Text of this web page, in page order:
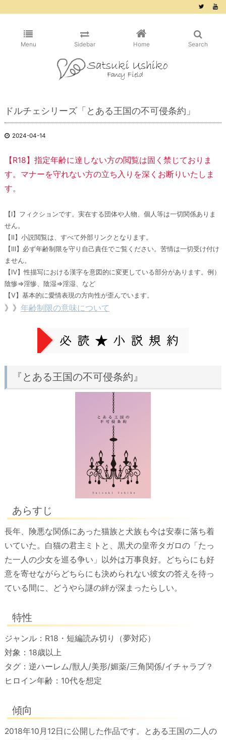
Menu Sidebar Home Search
ドルチェシリーズ「とある王国の不可侵条約」
2024-04-14
【R18】指定年齢に達しない方の閲覧は固く禁じておりま
す。マナーを守れない方の立ち入りを深くお断りいたしま
す。
【Ⅰ】フィクションです。実在する団体や人物、個人等は一切関係ありま
せん。
【Ⅱ】小説閲覧は、すべて外部リンクとなります。
【Ⅲ】必ず年齢制限を守り自己責任でご覧ください。苦情は一切受け付け
ません。
【Ⅳ】性描写における漢字を意図的に変更している部分があります。例）
陰惨⇒淫惨、陰湿⇒淫湿、など
【Ⅴ】基本的に愛情表現の方向性が歪んでいます。
》》 年齢制限の意味について
『とある王国の不可侵条約』
あらすじ
長年、険悪な関係にあった猫族と犬族も今は安泰に落ち着
いていた。白猫の君主ミトと、黒犬の皇帝タガロの「たっ
た一人の少女を巡る争い」以外は万事良好。どちらにも好
意を寄せながらどちらにも決められない彼女の答えを待っ
ている間に、どうやら謎の絆が深まったらしい。
特性
ジャンル：R18・短編読み切り（夢対応）
対象：18歳以上
タグ：逆ハーレム/獣人/美形/媚薬/三角関係/イチャラブ？
ヒロイン年齢：10代を想定
傾向
2018年10月12日に公開した作品です。とある王国の二人の